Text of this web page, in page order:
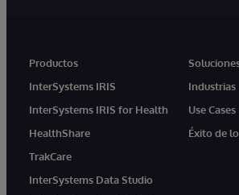
Productos
InterSystems IRIS
InterSystems IRIS for Health
HealthShare
TrakCare
InterSystems Data Studio
Industrias
Use Cases
Éxito de